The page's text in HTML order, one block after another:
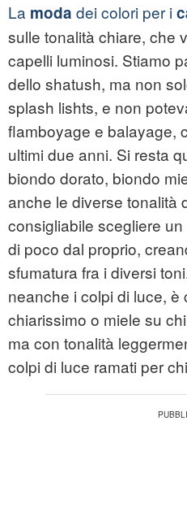
La moda dei colori per i
sulle tonalità chiare, che
capelli luminosi. Stiamo
dello shatush, ma non
splash lishts, e non
flamboyage e balayage,
ultimi due anni. Si resta
biondo dorato, biondo
anche le diverse tonalità
consigliabile scegliere
di poco dal proprio,
sfumatura fra i diversi
neanche i colpi di luce,
chiarissimo o miele su
ma con tonalità
colpi di luce ramati per